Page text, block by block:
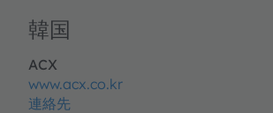
韓国
ACX
www.acx.co.kr
連絡先